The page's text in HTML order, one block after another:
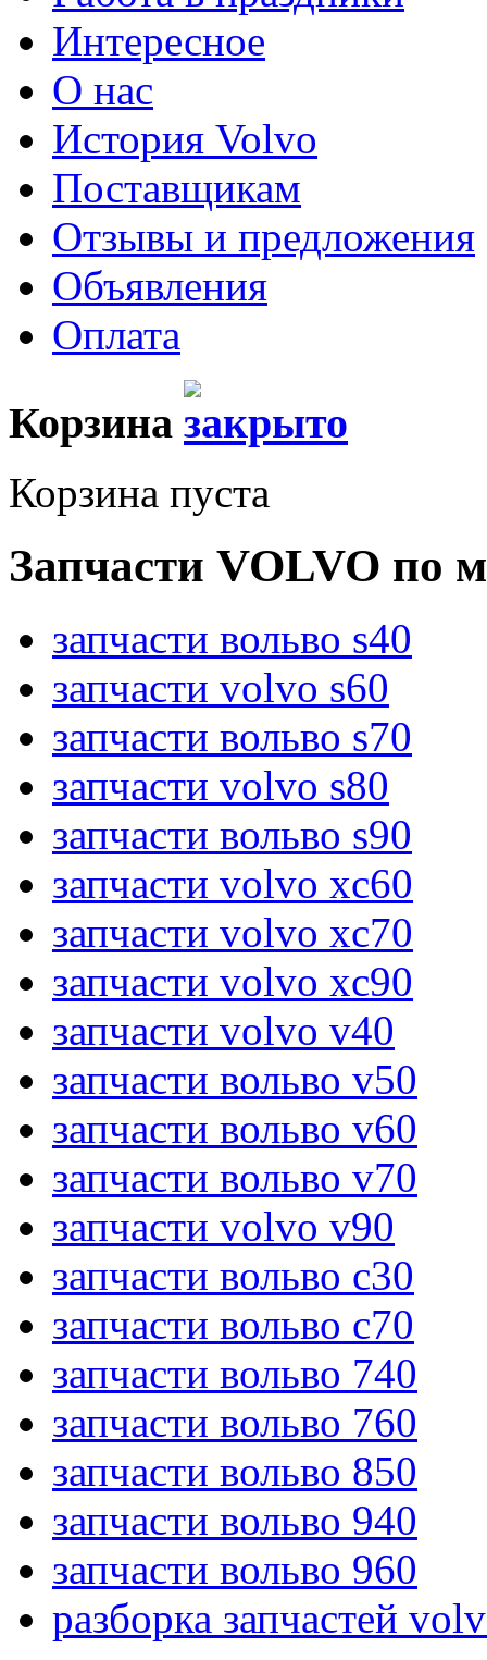
Интересное
О нас
История Volvo
Поставщикам
Отзывы и предложения
Объявления
Оплата
Корзина
Корзина пуста
Запчасти VOLVO по
запчасти вольво s40
запчасти volvo s60
запчасти вольво s70
запчасти volvo s80
запчасти вольво s90
запчасти volvo xc60
запчасти volvo xc70
запчасти volvo xc90
запчасти volvo v40
запчасти вольво v50
запчасти вольво v60
запчасти вольво v70
запчасти volvo v90
запчасти вольво c30
запчасти вольво c70
запчасти вольво 740
запчасти вольво 760
запчасти вольво 850
запчасти вольво 940
запчасти вольво 960
разборка запчастей